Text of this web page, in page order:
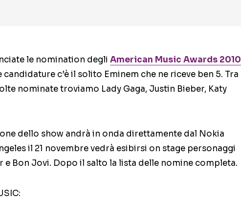
le nomination degli American Music Awards 2010
c’è il solito Eminem che ne riceve ben 5. Tra
nominate troviamo Lady Gaga, Justin Bieber, Katy
dello show andrà in onda direttamente dal Nokia
il 21 novembre vedrà esibirsi on stage personaggi
e Bon Jovi. Dopo il salto la lista delle nomine completa.